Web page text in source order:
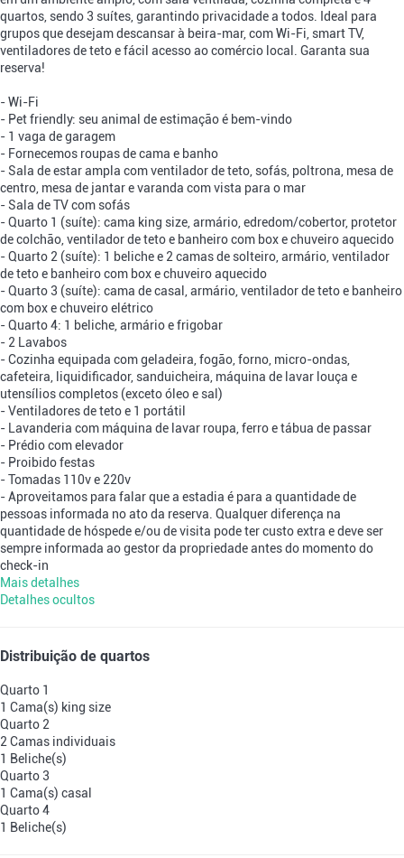
quartos, sendo 3 suítes, garantindo privacidade a todos. Ideal para
grupos que desejam descansar à beira-mar, com Wi-Fi, smart TV,
ventiladores de teto e fácil acesso ao comércio local. Garanta sua
reserva!
- Wi-Fi
- Pet friendly: seu animal de estimação é bem-vindo
- 1 vaga de garagem
- Fornecemos roupas de cama e banho
- Sala de estar ampla com ventilador de teto, sofás, poltrona, mesa de
centro, mesa de jantar e varanda com vista para o mar
- Sala de TV com sofás
- Quarto 1 (suíte): cama king size, armário, edredom/cobertor, protetor
de colchão, ventilador de teto e banheiro com box e chuveiro aquecido
- Quarto 2 (suíte): 1 beliche e 2 camas de solteiro, armário, ventilador
de teto e banheiro com box e chuveiro aquecido
- Quarto 3 (suíte): cama de casal, armário, ventilador de teto e banheiro
com box e chuveiro elétrico
- Quarto 4: 1 beliche, armário e frigobar
- 2 Lavabos
- Cozinha equipada com geladeira, fogão, forno, micro-ondas,
cafeteira, liquidificador, sanduicheira, máquina de lavar louça e
utensílios completos (exceto óleo e sal)
- Ventiladores de teto e 1 portátil
- Lavanderia com máquina de lavar roupa, ferro e tábua de passar
- Prédio com elevador
- Proibido festas
- Tomadas 110v e 220v
- Aproveitamos para falar que a estadia é para a quantidade de
pessoas informada no ato da reserva. Qualquer diferença na
quantidade de hóspede e/ou de visita pode ter custo extra e deve ser
sempre informada ao gestor da propriedade antes do momento do
check-in
Mais detalhes
Detalhes ocultos
Distribuição de quartos
Quarto 1
1 Cama(s) king size
Quarto 2
2 Camas individuais
1 Beliche(s)
Quarto 3
1 Cama(s) casal
Quarto 4
1 Beliche(s)